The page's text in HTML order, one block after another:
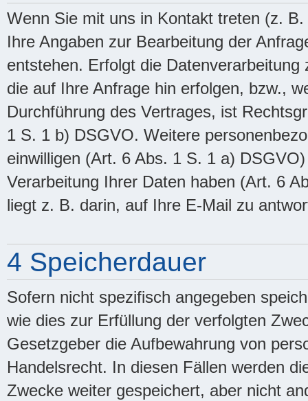
Wenn Sie mit uns in Kontakt treten (z.
Ihre Angaben zur Bearbeitung der
entstehen. Erfolgt die
die auf Ihre Anfrage hin erfolgen, bzw.,
Durchführung des Vertrages, ist
1 S. 1 b) DSGVO. Weitere
einwilligen (Art. 6 Abs. 1 S. 1 a)
Verarbeitung Ihrer Daten haben (Art. 6
liegt z. B. darin, auf Ihre E-Mail zu
4 Speicherdauer
Sofern nicht spezifisch angegeben
wie dies zur Erfüllung der verfolgten
Gesetzgeber die Aufbewahrung von
Handelsrecht. In diesen Fällen werden
Zwecke weiter gespeichert, aber nicht